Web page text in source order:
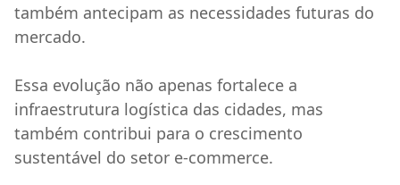
também antecipam as necessidades futuras do
mercado.
Essa evolução não apenas fortalece a
infraestrutura logística das cidades, mas
também contribui para o crescimento
sustentável do setor e-commerce.